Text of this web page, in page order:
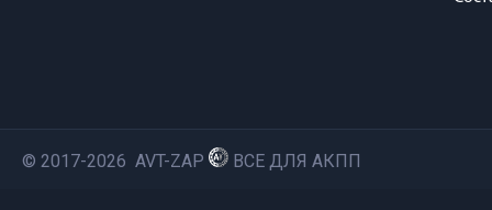
© 2017-2026 AVT-ZAP ВСЕ ДЛЯ АКПП